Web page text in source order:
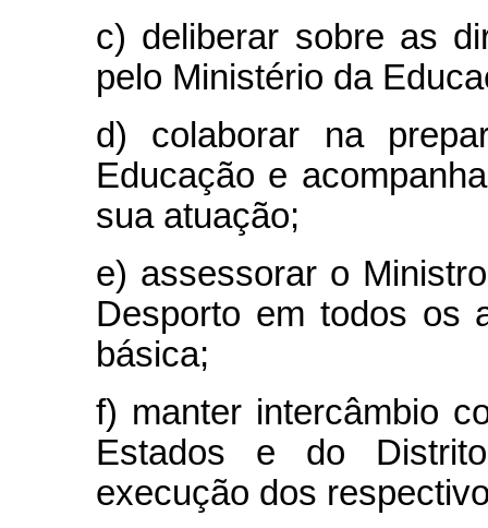
c) deliberar sobre as
pelo Ministério da
d) colaborar na
Educação e
sua atuação;
e) assessorar o
Desporto em todos os
básica;
f) manter intercâmbio
Estados e do
execução dos